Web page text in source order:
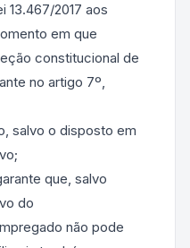
13.467/2017 aos
em que
constitucional de
no artigo 7º,
salvo o disposto em
que, salvo
do
não pode